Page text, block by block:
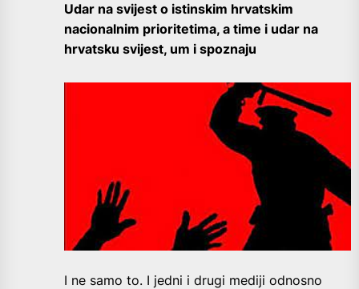
Udar na svijest o istinskim hrvatskim
nacionalnim prioritetima, a time i udar na
hrvatsku svijest, um i spoznaju
I ne samo to. I jedni i drugi mediji odnosno